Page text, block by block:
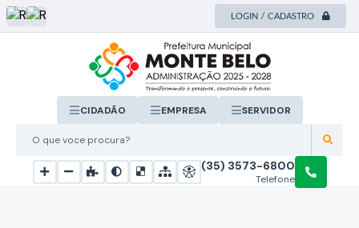
LOGIN / CADASTRO
O que voce procura?
CIDADÃO EMPRESA SERVIDOR
Telefone
(35) 3573-6800